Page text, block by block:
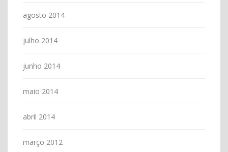
agosto 2014
julho 2014
junho 2014
maio 2014
abril 2014
março 2012